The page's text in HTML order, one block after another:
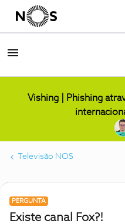
Vishing | Phishing
Televisão NOS
PERGUNTA
Existe canal Fox?!